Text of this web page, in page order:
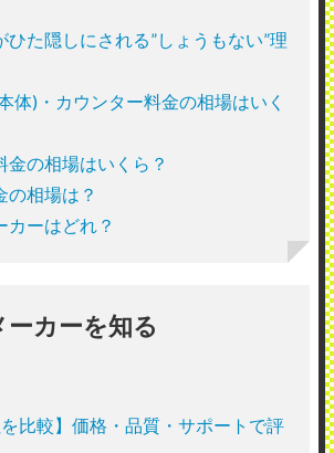
ひた隠しにされる”しょうもない”理
体)・カウンター料金の相場はいく
金の相場はいくら？
の相場は？
カーはどれ？
ーカーを知る
を比較】価格・品質・サポートで評